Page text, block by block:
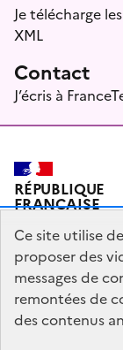
Je télécharge
XML
Contact
J’écris à
RÉPUBLIQUE
FRANÇAISE
Plan du site
Partagez votre
Ce site utilise
proposer des
messages de
remontées de
des contenus